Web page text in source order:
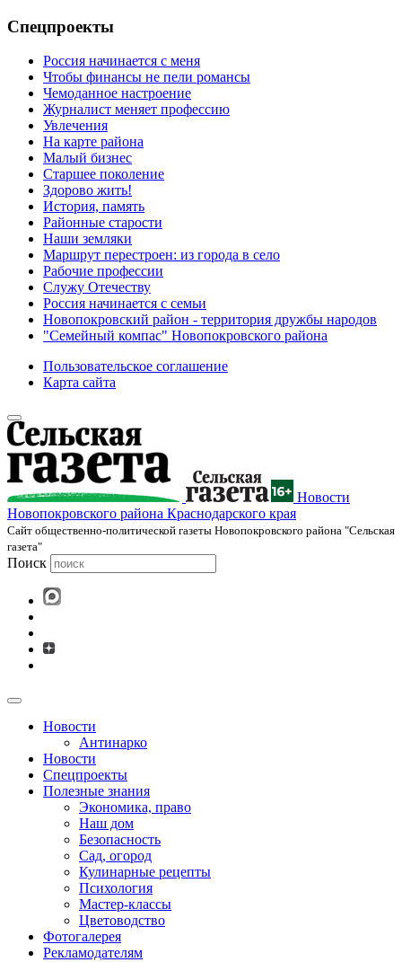
Спецпроекты
Россия начинается с меня
Чтобы финансы не пели романсы
Чемоданное настроение
Журналист меняет профессию
Увлечения
На карте района
Малый бизнес
Старшее поколение
Здорово жить!
История, память
Районные старости
Наши земляки
Маршрут перестроен: из города в село
Рабочие профессии
Служу Отечеству
Россия начинается с семьи
Новопокровский район - территория дружбы народов
"Семейный компас" Новопокровского района
Пользовательское соглашение
Карта сайта
Новости
Новопокровского района Краснодарского края
Cайт общественно-политической газеты Новопокровского района "Сельская
газета"
Поиск
Новости
Антинарко
Новости
Спецпроекты
Полезные знания
Экономика, право
Наш дом
Безопасность
Сад, огород
Кулинарные рецепты
Психология
Мастер-классы
Цветоводство
Фотогалерея
Рекламодателям